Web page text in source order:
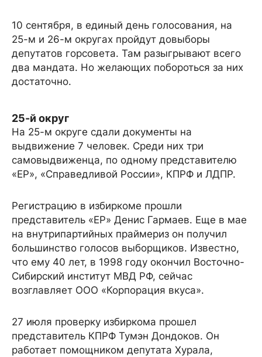
10 сентября, в единый день голосования, на
25-м и 26-м округах пройдут довыборы
депутатов горсовета. Там разыгрывают всего
два мандата. Но желающих побороться за них
достаточно.
25-й округ
На 25-м округе сдали документы на
выдвижение 7 человек. Среди них три
самовыдвиженца, по одному представителю
«ЕР», «Справедливой России», КПРФ и ЛДПР.
Регистрацию в избиркоме прошли
представитель «ЕР» Денис Гармаев. Еще в мае
на внутрипартийных праймериз он получил
большинство голосов выборщиков. Известно,
что ему 40 лет, в 1998 году окончил Восточно-
Сибирский институт МВД РФ, сейчас
возглавляет ООО «Корпорация вкуса».
27 июля проверку избиркома прошел
представитель КПРФ Тумэн Дондоков. Он
работает помощником депутата Хурала,